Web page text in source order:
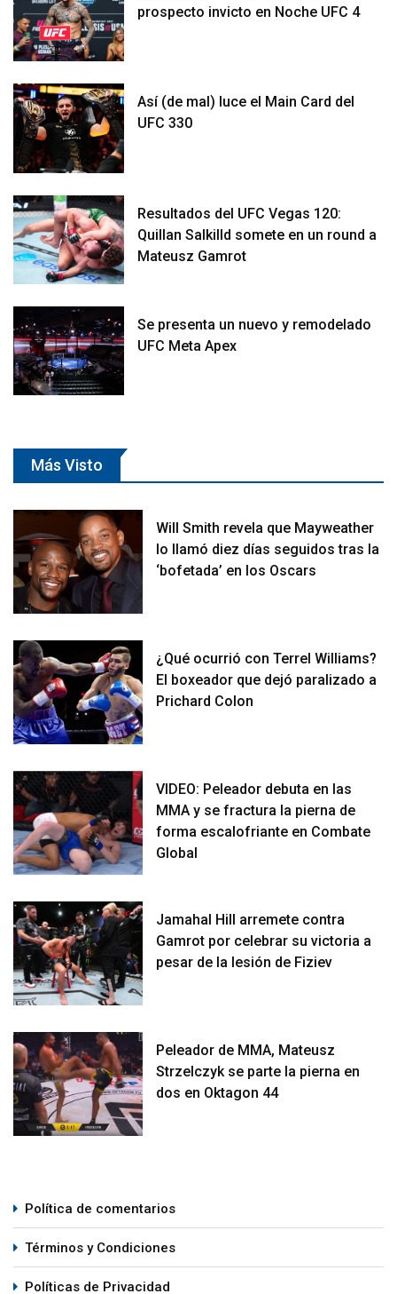
prospecto invicto en Noche UFC 4
Así (de mal) luce el Main Card del
UFC 330
Resultados del UFC Vegas 120:
Quillan Salkilld somete en un round a
Mateusz Gamrot
Se presenta un nuevo y remodelado
UFC Meta Apex
Más Visto
Will Smith revela que Mayweather
lo llamó diez días seguidos tras la
‘bofetada’ en los Oscars
¿Qué ocurrió con Terrel Williams?
El boxeador que dejó paralizado a
Prichard Colon
VIDEO: Peleador debuta en las
MMA y se fractura la pierna de
forma escalofriante en Combate
Global
Jamahal Hill arremete contra
Gamrot por celebrar su victoria a
pesar de la lesión de Fiziev
Peleador de MMA, Mateusz
Strzelczyk se parte la pierna en
dos en Oktagon 44
Política de comentarios
Términos y Condiciones
Políticas de Privacidad